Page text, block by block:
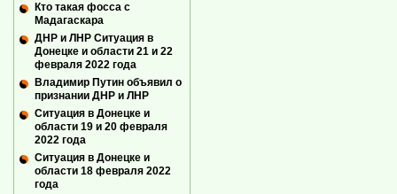
Кто такая фосса с
Мадагаскара
ДНР и ЛНР Ситуация в
Донецке и области 21 и 22
февраля 2022 года
Владимир Путин объявил о
признании ДНР и ЛНР
Ситуация в Донецке и
области 19 и 20 февраля
2022 года
Ситуация в Донецке и
области 18 февраля 2022
года